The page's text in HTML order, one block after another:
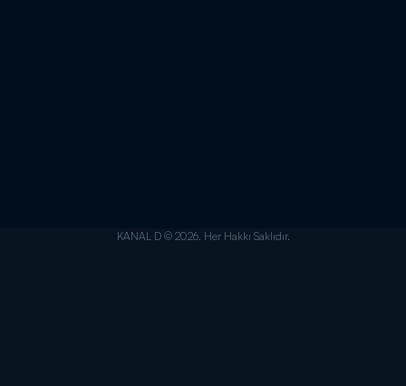
KANAL D © 2026. Her Hakkı Saklıdır.